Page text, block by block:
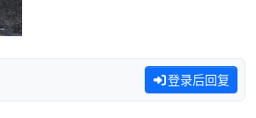
登录后回复